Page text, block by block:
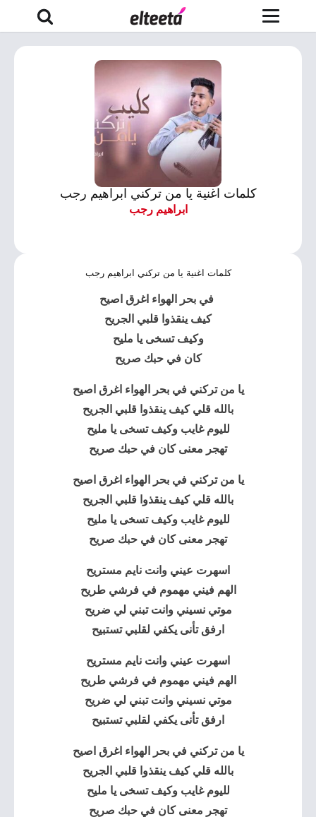
كلمات اغنية يا من تركني ابراهيم رجب
ابراهيم رجب
كلمات اغنية يا من تركني ابراهيم رجب
في بحر الهواء اغرق اصيح
كيف ينقذوا قلبي الجريح
وكيف تسخى يا مليح
كان في حبك صريح
يا من تركني في بحر الهواء اغرق اصيح
بالله قلي كيف ينقذوا قلبي الجريح
لليوم غايب وكيف تسخى يا مليح
تهجر معنى كان في حبك صريح
يا من تركني في بحر الهواء اغرق اصيح
بالله قلي كيف ينقذوا قلبي الجريح
لليوم غايب وكيف تسخى يا مليح
تهجر معنى كان في حبك صريح
اسهرت عيني وانت نايم مستريح
الهم فيني مهموم في فرشي طريح
موتي نسيني وانت تبني لي ضريح
ارفق تأنى يكفي لقلبي تستبيح
اسهرت عيني وانت نايم مستريح
الهم فيني مهموم في فرشي طريح
موتي نسيني وانت تبني لي ضريح
ارفق تأنى يكفي لقلبي تستبيح
يا من تركني في بحر الهواء اغرق اصيح
بالله قلي كيف ينقذوا قلبي الجريح
لليوم غايب وكيف تسخى يا مليح
تهجر معنى كان في حبك صريح